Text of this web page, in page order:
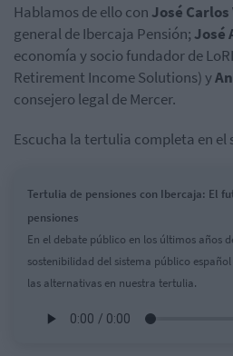
Hablamos de ello con José
general de Ibercaja Pensión; José
economía y socio fundador de
Retirement Income Solutions) y
consejero legal de Mercer.
Escucha la tertulia completa en el
Tertulia de pensiones con Ibercaja: El
pensiones
En el debate público en los últimos años
sostenibilidad del sistema público
las alternativas en nuestra tertulia.